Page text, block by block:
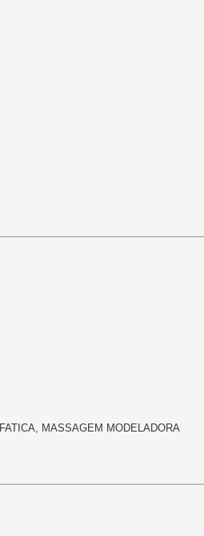
MASSAGEM MODELADORA